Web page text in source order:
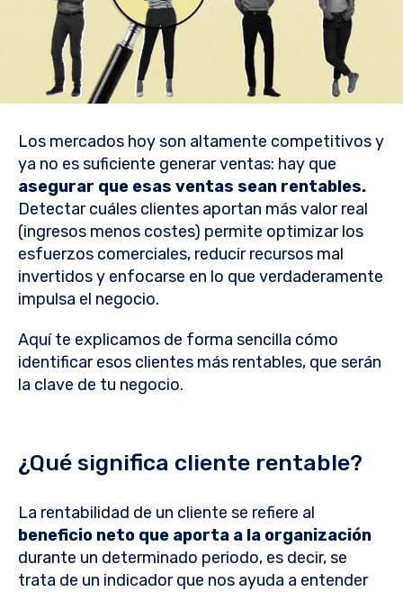
Los mercados hoy son altamente competitivos y
ya no es suficiente generar ventas: hay que
asegurar que esas ventas sean rentables.
Detectar cuáles clientes aportan más valor real
(ingresos menos costes) permite optimizar los
esfuerzos comerciales, reducir recursos mal
invertidos y enfocarse en lo que verdaderamente
impulsa el negocio.
Aquí te explicamos de forma sencilla cómo
identificar esos clientes más rentables, que serán
la clave de tu negocio.
¿Qué significa cliente rentable?
La rentabilidad de un cliente se refiere al
beneficio neto que aporta a la organización
durante un determinado periodo, es decir, se
trata de un indicador que nos ayuda a entender